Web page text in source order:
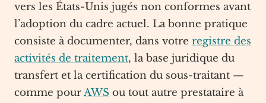
vers les États-Unis jugés non conformes avant
l’adoption du cadre actuel. La bonne pratique
consiste à documenter, dans votre registre des
activités de traitement, la base juridique du
transfert et la certification du sous-traitant —
comme pourAWS ou tout autre prestataire à